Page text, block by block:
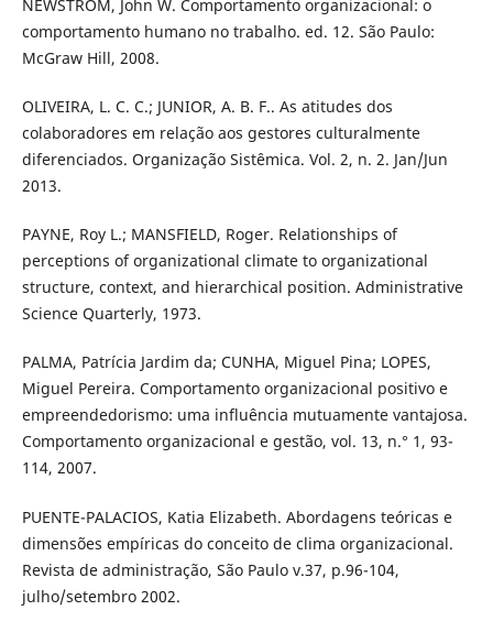
NEWSTROM, John W. Comportamento organizacional: o
comportamento humano no trabalho. ed. 12. São Paulo:
McGraw Hill, 2008.
OLIVEIRA, L. C. C.; JUNIOR, A. B. F.. As atitudes dos
colaboradores em relação aos gestores culturalmente
diferenciados. Organização Sistêmica. Vol. 2, n. 2. Jan/Jun
2013.
PAYNE, Roy L.; MANSFIELD, Roger. Relationships of
perceptions of organizational climate to organizational
structure, context, and hierarchical position. Administrative
Science Quarterly, 1973.
PALMA, Patrícia Jardim da; CUNHA, Miguel Pina; LOPES,
Miguel Pereira. Comportamento organizacional positivo e
empreendedorismo: uma influência mutuamente vantajosa.
Comportamento organizacional e gestão, vol. 13, n.° 1, 93-
114, 2007.
PUENTE-PALACIOS, Katia Elizabeth. Abordagens teóricas e
dimensões empíricas do conceito de clima organizacional.
Revista de administração, São Paulo v.37, p.96-104,
julho/setembro 2002.